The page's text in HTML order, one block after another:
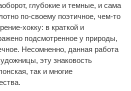
глубокие и темные, и сама
по-своему поэтичное, чем-то
хокку: в краткой и
подсмотренное у природы,
Несомненно, данная работа
эту знаковость
так и многие